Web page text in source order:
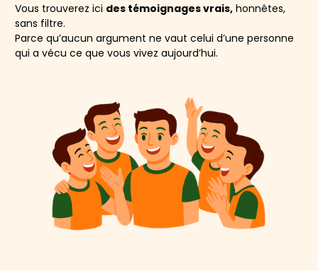
Vous trouverez ici des témoignages vrais, honnêtes,
sans filtre.
Parce qu’aucun argument ne vaut celui d’une personne
qui a vécu ce que vous vivez aujourd’hui.